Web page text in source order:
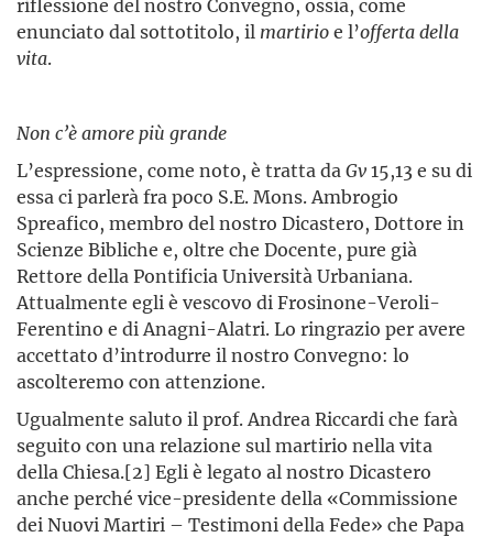
riflessione del nostro Convegno, ossia, come
enunciato dal sottotitolo, il martirioe l’offerta della
vita.
Non c’è amore più grande
L’espressione, come noto, è tratta da Gv15,13 e su di
essa ci parlerà fra poco S.E. Mons. Ambrogio
Spreafico, membro del nostro Dicastero, Dottore in
Scienze Bibliche e, oltre che Docente, pure già
Rettore della Pontificia Università Urbaniana.
Attualmente egli è vescovo di Frosinone-Veroli-
Ferentino e di Anagni-Alatri. Lo ringrazio per avere
accettato d’introdurre il nostro Convegno: lo
ascolteremo con attenzione.
Ugualmente saluto il prof. Andrea Riccardi che farà
seguito con una relazione sul martirio nella vita
della Chiesa.[2] Egli è legato al nostro Dicastero
anche perché vice-presidente della «Commissione
dei Nuovi Martiri – Testimoni della Fede» che Papa